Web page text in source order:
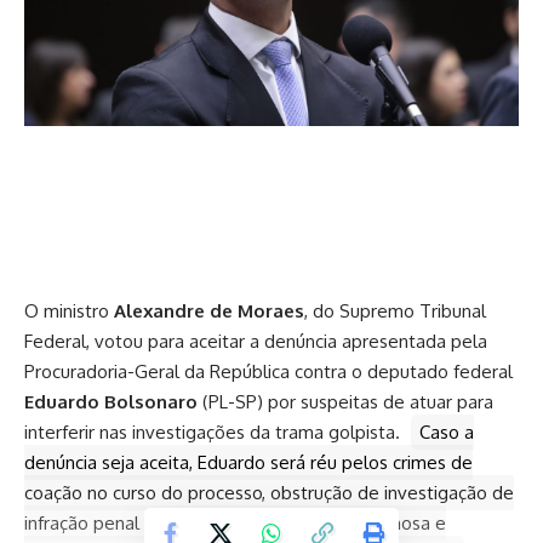
O ministro Alexandre de Moraes, do Supremo Tribunal
Federal, votou para aceitar a denúncia apresentada pela
Procuradoria-Geral da República contra o deputado federal
Eduardo Bolsonaro (PL-SP) por suspeitas de atuar para
interferir nas investigações da trama golpista.
Caso a
denúncia seja aceita, Eduardo será réu pelos crimes de
coação no curso do processo, obstrução de investigação de
infração penal que envolva organização criminosa e